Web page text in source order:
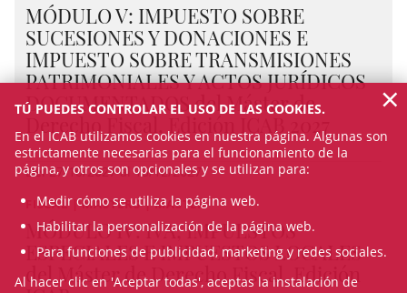
MÓDULO V: IMPUESTO SOBRE
SUCESIONES Y DONACIONES E
IMPUESTO SOBRE TRANSMISIONES
PATRIMONIALES Y ACTOS JURÍDICOS
DOCUMENTADOS del Máster de
Derecho Fiscal, Edición ICAB 2027
Del 27/10/2027 al 15/12/2027
FISCAL | MASTERS | MASTER
MÓDULO IV: IVA, IMPUESTOS
ESPECIALES E IMPUESTOS LOCALES
del Máster de Derecho Fiscal, Edición
TÚ PUEDES CONTROLAR EL USO DE LAS COOKIES.
En el ICAB utilizamos cookies en nuestra página. Algunas son
estrictamente necesarias para el funcionamiento de la
página, y otros son opcionales y se utilizan para:
Medir cómo se utiliza la página web.
Habilitar la personalización de la página web.
Para funciones de publicidad, marketing y redes sociales.
Al hacer clic en 'Aceptar todas', aceptas la instalación de
×